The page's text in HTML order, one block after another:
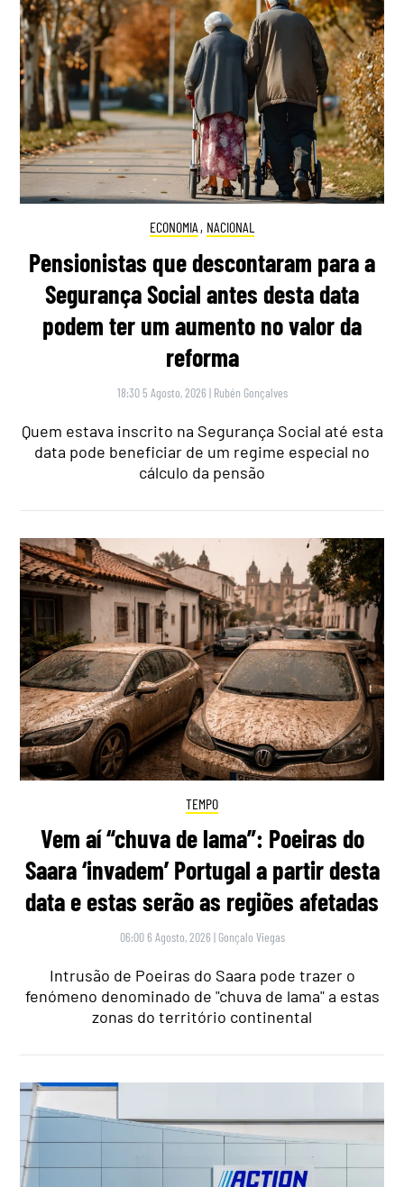
ECONOMIA , NACIONAL
Pensionistas que descontaram para a
Segurança Social antes desta data
podem ter um aumento no valor da
reforma
18:30 5 Agosto, 2026 | Rubén Gonçalves
Quem estava inscrito na Segurança Social até esta
data pode beneficiar de um regime especial no
cálculo da pensão
TEMPO
Vem aí “chuva de lama”: Poeiras do
Saara ‘invadem’ Portugal a partir desta
data e estas serão as regiões afetadas
06:00 6 Agosto, 2026 | Gonçalo Viegas
Intrusão de Poeiras do Saara pode trazer o
fenómeno denominado de "chuva de lama" a estas
zonas do território continental